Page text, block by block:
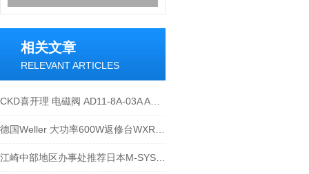
相关文章
RELEVANT ARTICLES